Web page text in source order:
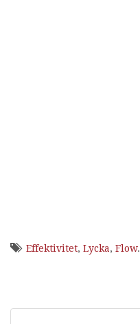
Effektivitet, Lycka, Flow.